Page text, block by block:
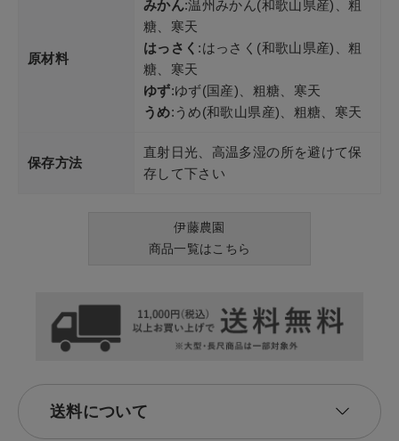
原材料
みかん:温州みかん(和歌山県産)、粗
糖、寒天
はっさく :はっさく(和歌山県産)、粗
糖、寒天
ゆず:ゆず(国産)、粗糖、寒天
うめ:うめ(和歌山県産)、粗糖、寒天
保存方法
直射日光、高温多湿の所を避けて保
存して下さい
伊藤農園
商品一覧はこちら
送料について